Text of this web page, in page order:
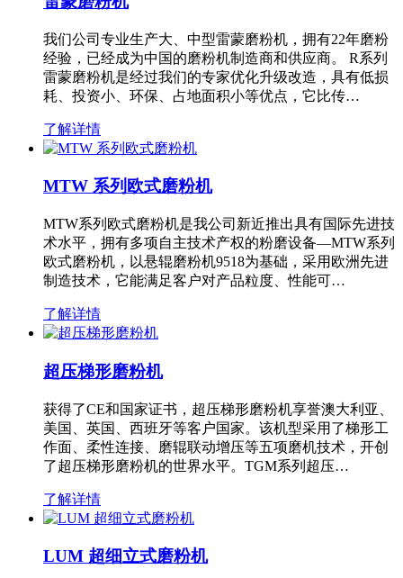
我们公司专业生产大、中型雷蒙磨粉机，拥有22年磨粉
经验，已经成为中国的磨粉机制造商和供应商。 R系列
雷蒙磨粉机是经过我们的专家优化升级改造，具有低损
耗、投资小、环保、占地面积小等优点，它比传…
了解详情
MTW 系列欧式磨粉机
MTW系列欧式磨粉机是我公司新近推出具有国际先进技
术水平，拥有多项自主技术产权的粉磨设备—MTW系列
欧式磨粉机，以悬辊磨粉机9518为基础，采用欧洲先进
制造技术，它能满足客户对产品粒度、性能可…
了解详情
超压梯形磨粉机
获得了CE和国家证书，超压梯形磨粉机享誉澳大利亚、
美国、英国、西班牙等客户国家。该机型采用了梯形工
作面、柔性连接、磨辊联动增压等五项磨机技术，开创
了超压梯形磨粉机的世界水平。TGM系列超压…
了解详情
LUM 超细立式磨粉机